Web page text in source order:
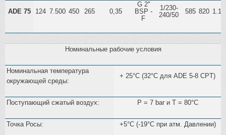
ADE 75 124 7.500 450 265 0,35
G 2''
BSP -
F
1/230-
240/50
585 820
Номинальные рабочие условия
Номинальная температура
окружающей среды:
+ 25°C (32°C для ADE 5-8 CPT)
Поступающий сжатый воздух: Р = 7 bar и Т = 80°C
Точка Росы: +5°C (-19°C при атм. Давлении)